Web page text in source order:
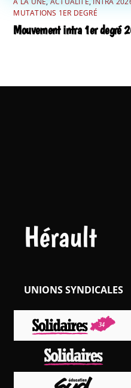
MUTATIONS 1ER DEGRÉ
Mouvement intra 1er degré
Hérault
UNIONS SYNDICALES